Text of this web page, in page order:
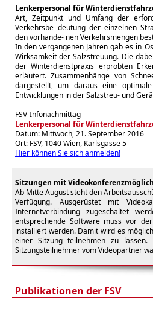
Lenkerpersonal für
Art, Zeitpunkt und Umfang der
Verkehrsbe- deutung der einzelnen
den vorhande- nen Verkehrsmengen
In den vergangenen Jahren gab es in
Wirksamkeit der Salzstreuung. Die
der Winterdienstpraxis erprobten
erläutert. Zusammenhänge von
dargestellt, um daraus eine
Entwicklungen in der Salzstreu- und
FSV-Infonachmittag
Lenkerpersonal für
Datum: Mittwoch, 21. September 2016
Ort: FSV, 1040 Wien, Karlsgasse 5
Hier können Sie sich anmelden!
Sitzungen mit
Ab Mitte August steht den
Verfügung. Ausgerüstet mit
Internetverbindung zugeschaltet
entsprechende Software muss vor
installiert werden. Damit wird es
einer Sitzung teilnehmen zu lassen.
Sitzungsteilnehmer vom Videopartner
Publikationen der FSV